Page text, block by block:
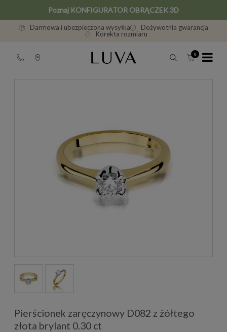
Poznaj KONFIGURATOR OBRĄCZEK 3D
Darmowa i ubezpieczona wysyłka
Dożywotnia gwarancja
Korekta rozmiaru
Pierścionek zaręczynowy D082 z żółtego
złota brylant 0.30 ct